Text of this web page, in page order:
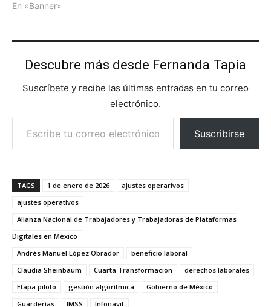
En «Banner»
Descubre más desde Fernanda Tapia
Suscríbete y recibe las últimas entradas en tu correo
electrónico.
Escribe tu correo electrónico…
Suscribirse
TAGS 1 de enero de 2026
ajustes operarivos
ajustes operativos
Alianza Nacional de Trabajadores y Trabajadoras de Plataformas
Digitales en México
Andrés Manuel López Obrador
beneficio laboral
Claudia Sheinbaum
Cuarta Transformación
derechos laborales
Etapa piloto
gestión algorítmica
Gobierno de México
Guarderías
IMSS
Infonavit